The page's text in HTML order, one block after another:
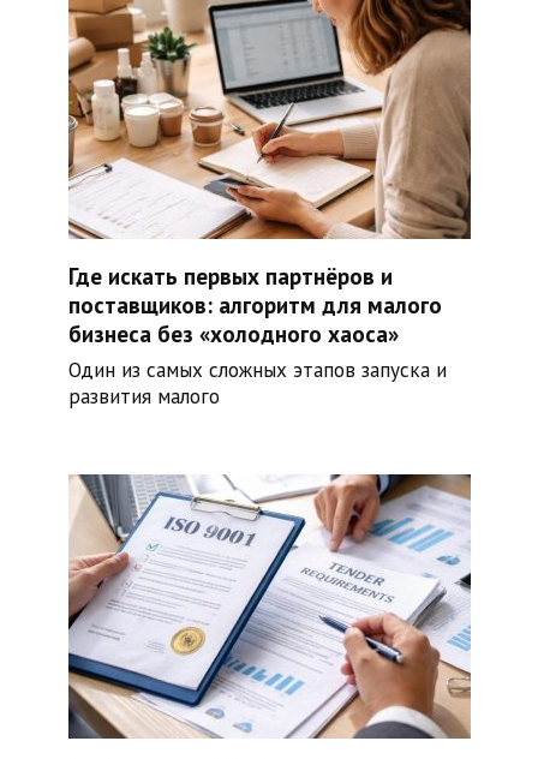
Где искать первых партнёров и
поставщиков: алгоритм для малого
бизнеса без «холодного хаоса»
Один из самых сложных этапов запуска и
развития малого